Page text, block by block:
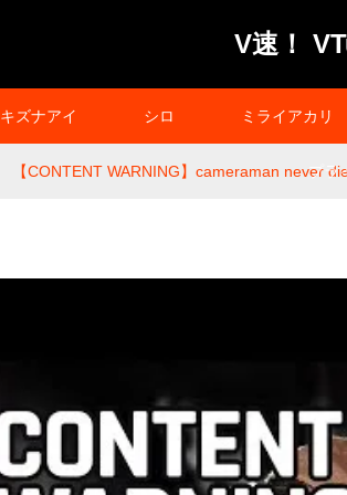
V速！
キズナアイ シロ ミライアカリ
プラ
【CONTENT WARNING】cameraman never